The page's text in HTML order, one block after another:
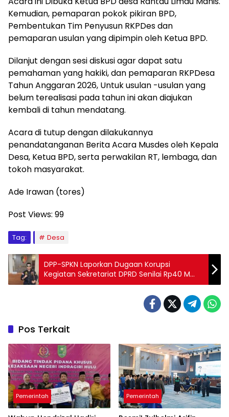
Kemudian, pemaparan pokok pikiran BPD,
Pembentukan Tim Penyusun RKPDes dan
pemaparan usulan yang dipimpin oleh Ketua BPD.
Dilanjut dengan sesi diskusi agar dapat satu
pemahaman yang hakiki, dan pemaparan RKPDesa
Tahun Anggaran 2026, Untuk usulan -usulan yang
belum terealisasi pada tahun ini akan diajukan
kembali di tahun mendatang.
Acara di tutup dengan dilakukannya
penandatanganan Berita Acara Musdes oleh Kepala
Desa, Ketua BPD, serta perwakilan RT, lembaga, dan
tokoh masyarakat.
Ade Irawan (tores)
Post Views: 99
Tag: Desa
DPP-SPKN Laporkan Dugaan Korupsi
Kegiatan Sekretariat DPRD Senilai Rp40 M
dan Rp73 M, ke Polda Riau
Pos Terkait
Pemerintah Pemerintah